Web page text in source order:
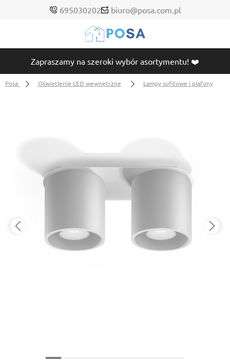
695030202 biuro@posa.com.pl
Zapraszamy na szeroki wybór asortymentu! ❤️
Posa Oświetlenie LED wewnętrzne Lampy sufitowe i plafony